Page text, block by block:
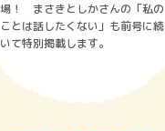
場！ まさきとしかさんの「私の
ことは話したくない」も前号に続
いて特別掲載します。